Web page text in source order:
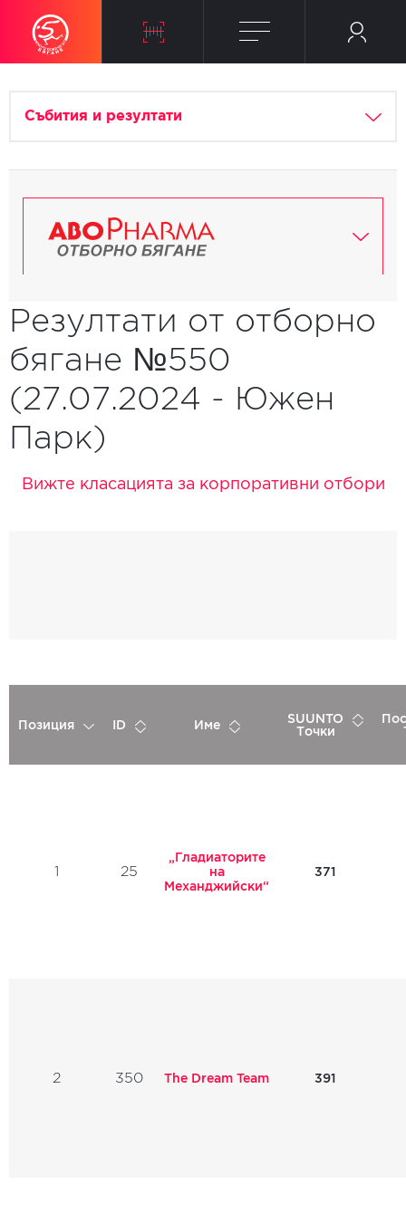
Събития и резултати
Резултати от отборно
бягане №550
(27.07.2024 - Южен
Парк)
Вижте класацията за корпоративни отбори
Позиция ID Име
SUUNTO
Точки
1 25
„Гладиаторите
на
Механджийски“
371
2 350 The Dream Team 391